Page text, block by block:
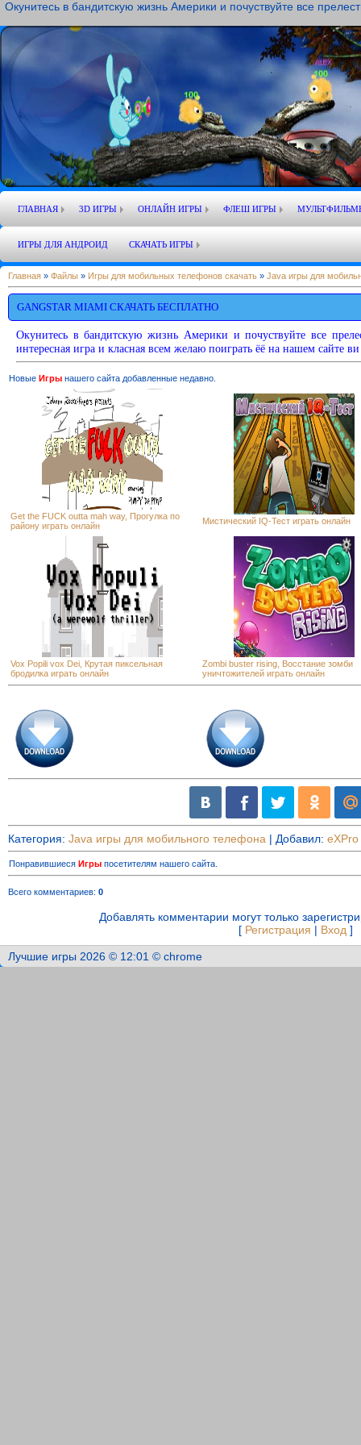
Окунитесь в бандитскую жизнь Америки и почуствуйте все
ГЛАВНАЯ 3D ИГРЫ ОНЛАЙН ИГРЫ ФЛЕШ ИГРЫ
ИГРЫ ДЛЯ АНДРОИД СКАЧАТЬ ИГРЫ
Главная » Файлы » Игры для мобильных телефонов скачать » Java игры для
GANGSTAR MIAMI СКАЧАТЬ БЕСПЛАТНО
Окунитесь в бандитскую жизнь Америки и почуствуйте все
интересная игра и класная всем желаю поиграть ёё на нашем сайте ви
Новые Игры нашего сайта добавленные недавно.
Get the FUCK outta mah way, Прогулка по
району играть онлайн
Мистический IQ-Тест играть онлайн
Vox Popili vox Dei, Крутая пиксельная
бродилка играть онлайн
Zombi buster rising, Восстание зомби
уничтожителей играть онлайн
Категория: Java игры для мобильного телефона | Добавил: eXPro
Понравившиеся Игры посетителям нашего сайта.
Всего комментариев: 0
Добавлять комментарии могут только
[ Регистрация | Вход ]
Лучшие игры 2026 © 12:01 © chrome